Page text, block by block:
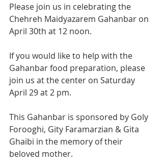
Please join us in celebrating the
Chehreh Maidyazarem Gahanbar on
April 30th at 12 noon.
If you would like to help with the
Gahanbar food preparation, please
join us at the center on Saturday
April 29 at 2 pm.
This Gahanbar is sponsored by Goly
Forooghi, Gity Faramarzian & Gita
Ghaibi in the memory of their
beloved mother.